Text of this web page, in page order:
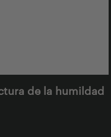
de la humildad